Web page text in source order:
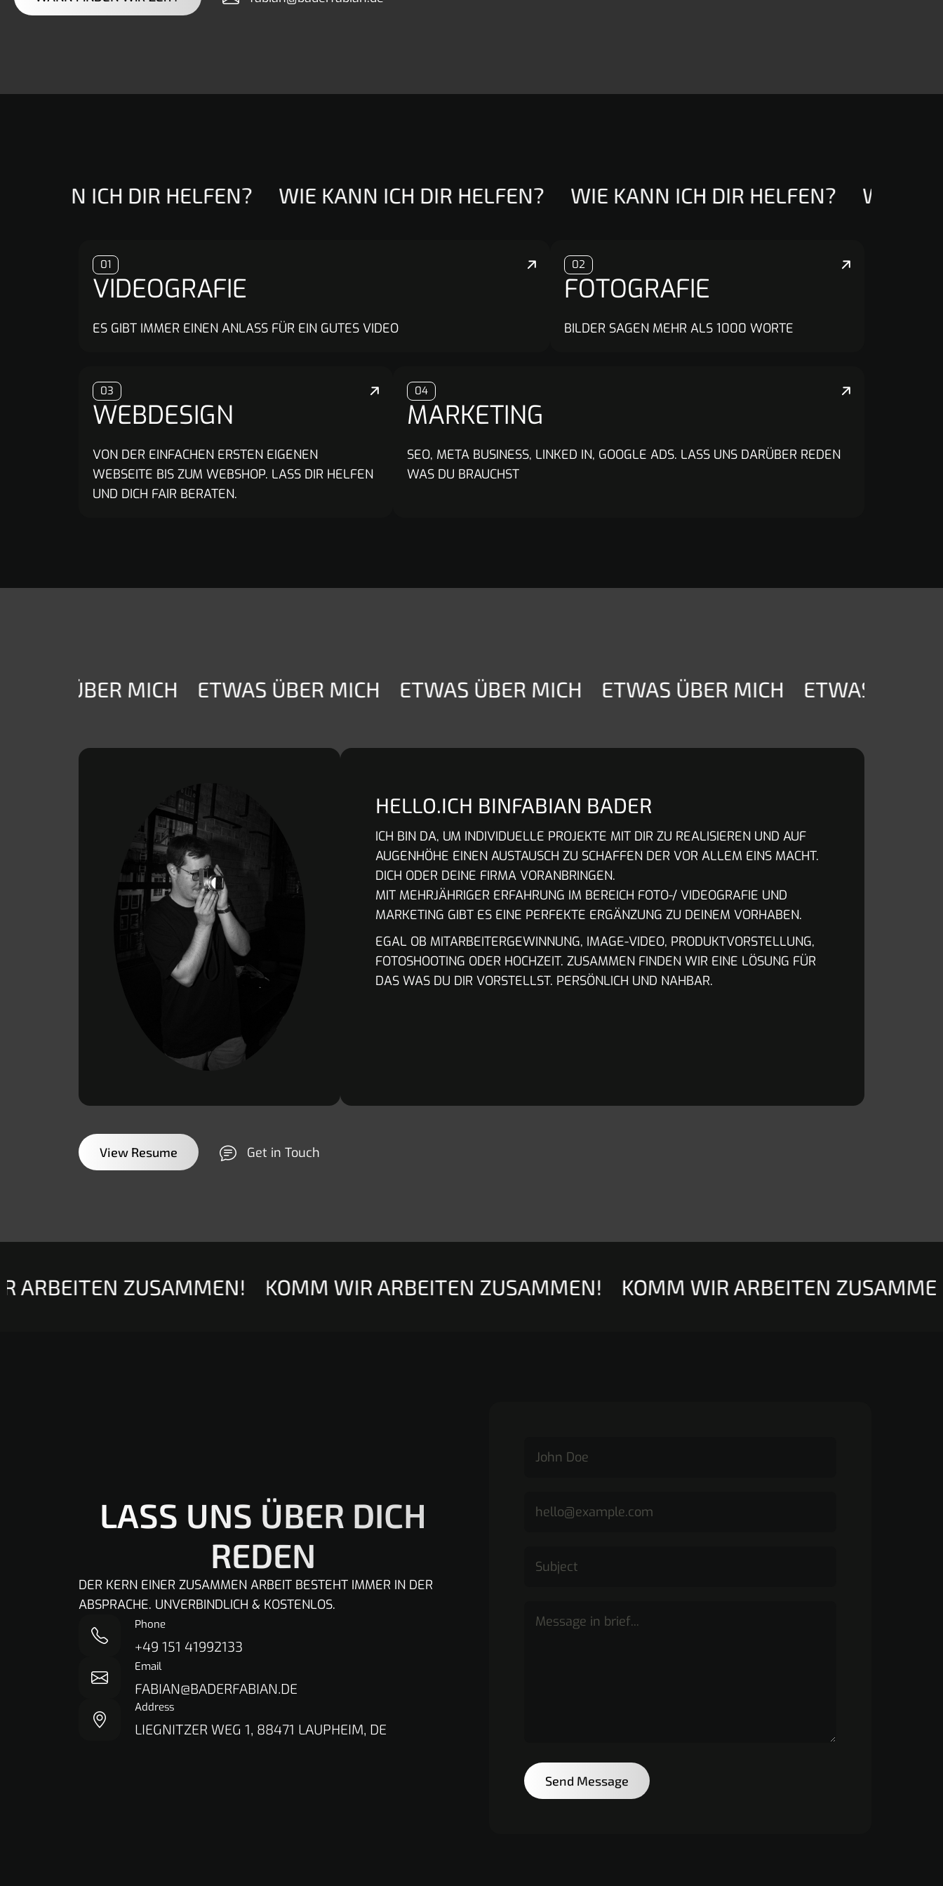
KANN ICH DIR HELFEN? WIE KANN ICH DIR HELFEN? WIE KANN ICH DIR HELFEN? WIE
01
VIDEOGRAFIE
ES GIBT IMMER EINEN ANLASS FÜR EIN GUTES VIDEO
02
FOTOGRAFIE
BILDER SAGEN MEHR ALS 1000 WORTE
03
WEBDESIGN
VON DER EINFACHEN ERSTEN EIGENEN
WEBSEITE BIS ZUM WEBSHOP. LASS DIR HELFEN
UND DICH FAIR BERATEN.
04
MARKETING
SEO, META BUSINESS, LINKED IN, GOOGLE ADS. LASS UNS DARÜBER REDEN
WAS DU BRAUCHST
ÜBER MICH ETWAS ÜBER MICH ETWAS ÜBER MICH ETWAS ÜBER MICH ETWAS ÜBER
HELLO.ICH BINFABIAN BADER
ICH BIN DA, UM INDIVIDUELLE PROJEKTE MIT DIR ZU REALISIEREN UND AUF
AUGENHÖHE EINEN AUSTAUSCH ZU SCHAFFEN DER VOR ALLEM EINS MACHT.
DICH ODER DEINE FIRMA VORANBRINGEN.
MIT MEHRJÄHRIGER ERFAHRUNG IM BEREICH FOTO-/ VIDEOGRAFIE UND
MARKETING GIBT ES EINE PERFEKTE ERGÄNZUNG ZU DEINEM VORHABEN.
EGAL OB MITARBEITERGEWINNUNG, IMAGE-VIDEO, PRODUKTVORSTELLUNG,
FOTOSHOOTING ODER HOCHZEIT. ZUSAMMEN FINDEN WIR EINE LÖSUNG FÜR
DAS WAS DU DIR VORSTELLST. PERSÖNLICH UND NAHBAR.
View Resume Get in Touch
ARBEITEN ZUSAMMEN! KOMM WIR ARBEITEN ZUSAMMEN! KOMM WIR ARBEITEN
LASS UNS ÜBER DICH
REDEN
DER KERN EINER ZUSAMMEN ARBEIT BESTEHT IMMER IN DER
ABSPRACHE. UNVERBINDLICH & KOSTENLOS.
Phone
+49 151 41992133
Email
FABIAN@BADERFABIAN.DE
Address
LIEGNITZER WEG 1, 88471 LAUPHEIM, DE
Send Message